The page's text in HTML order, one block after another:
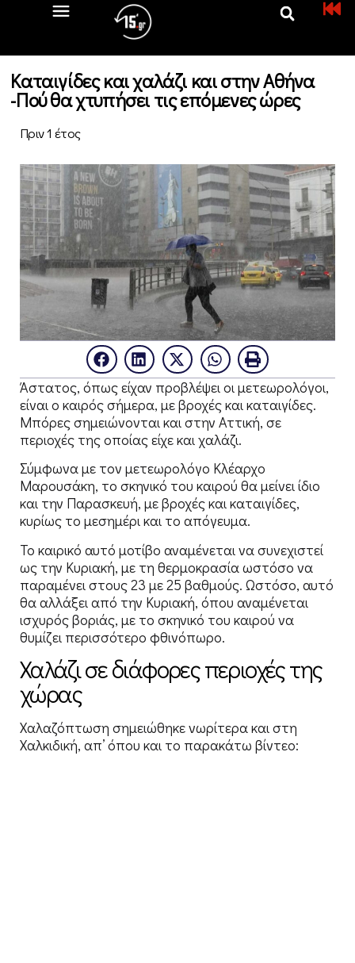
Καταιγίδες και χαλάζι και στην Αθήνα
-Πού θα χτυπήσει τις επόμενες ώρες
Πριν 1 έτος
Άστατος, όπως είχαν προβλέψει οι μετεωρολόγοι,
είναι ο καιρός σήμερα, με βροχές και καταιγίδες.
Μπόρες σημειώνονται και στην Αττική, σε
περιοχές της οποίας είχε και χαλάζι.
Σύμφωνα με τον μετεωρολόγο Κλέαρχο
Μαρουσάκη, το σκηνικό του καιρού θα μείνει ίδιο
και την Παρασκευή, με βροχές και καταιγίδες,
κυρίως το μεσημέρι και το απόγευμα.
Το καιρικό αυτό μοτίβο αναμένεται να συνεχιστεί
ως την Κυριακή, με τη θερμοκρασία ωστόσο να
παραμένει στους 23 με 25 βαθμούς. Ωστόσο, αυτό
θα αλλάξει από την Κυριακή, όπου αναμένεται
ισχυρός βοριάς, με το σκηνικό του καιρού να
θυμίζει περισσότερο φθινόπωρο.
Χαλάζι σε διάφορες περιοχές της
χώρας
Χαλαζόπτωση σημειώθηκε νωρίτερα και στη
Χαλκιδική, απ’ όπου και το παρακάτω βίντεο: